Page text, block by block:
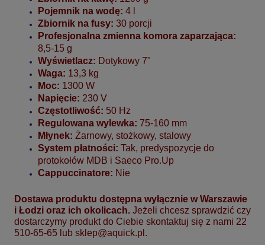
Pojemnik na wodę: 4 l
Zbiornik na fusy: 30 porcji
Profesjonalna zmienna komora zaparzająca:
8,5-15 g
Wyświetlacz: Dotykowy 7"
Waga: 13,3 kg
Moc: 1300 W
Napięcie: 230 V
Częstotliwość: 50 Hz
Regulowana wylewka: 75-160 mm
Młynek: Żarnowy, stożkowy, stalowy
System płatności: Tak, predyspozycje do
protokołów MDB i Saeco Pro.Up
Cappuccinatore: Nie
Dostawa produktu dostępna wyłącznie w Warszawie
i Łodzi oraz ich okolicach. Jeżeli chcesz sprawdzić czy
dostarczymy produkt do Ciebie skontaktuj się z nami 22
510-65-65 lub sklep@aquick.pl .